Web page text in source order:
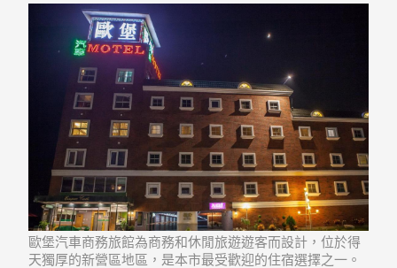
歐堡汽車商務旅館為商務和休閒旅遊遊客而設計，位於得
天獨厚的新營區地區，是本市最受歡迎的住宿選擇之一。